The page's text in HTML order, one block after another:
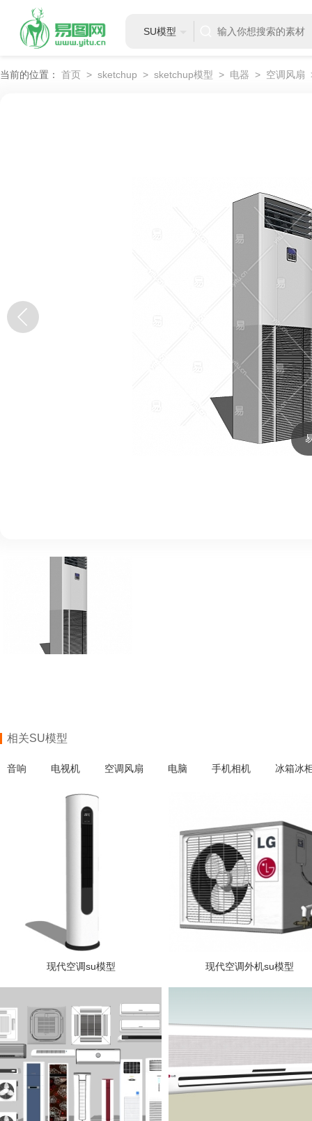
SU模型
当前的位置： 首页 > sketchup > sketchup模型 > 电器 > 空调风扇
相关SU模型
音响 电视机 空调风扇 电脑 手机相机 冰箱冰
现代空调su模型 现代空调外机su模型